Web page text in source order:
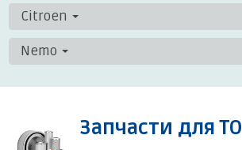
Citroen
Nemo
Запчасти для ТО